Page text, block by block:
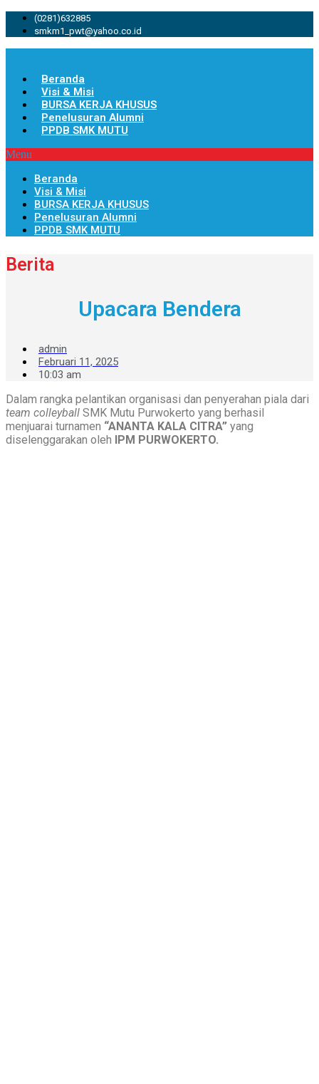
(0281)632885
smkm1_pwt@yahoo.co.id
Beranda
Visi & Misi
BURSA KERJA KHUSUS
Penelusuran Alumni
PPDB SMK MUTU
Menu
Beranda
Visi & Misi
BURSA KERJA KHUSUS
Penelusuran Alumni
PPDB SMK MUTU
Berita
Upacara Bendera
admin
Februari 11, 2025
10:03 am
Dalam rangka pelantikan organisasi dan penyerahan piala dari
team colleyball SMK Mutu Purwokerto yang berhasil
menjuarai turnamen “ANANTA KALA CITRA” yang
diselenggarakan oleh IPM PURWOKERTO.